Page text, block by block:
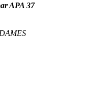
APA 37